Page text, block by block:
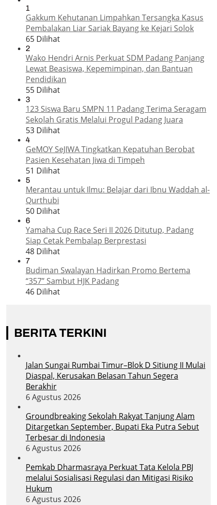
1
Gakkum Kehutanan Limpahkan Tersangka Kasus
Pembalakan Liar Sariak Bayang ke Kejari Solok
65 Dilihat
2
Wako Hendri Arnis Perkuat SDM Padang Panjang
Lewat Beasiswa, Kepemimpinan, dan Bantuan
Pendidikan
55 Dilihat
3
123 Siswa Baru SMPN 11 Padang Terima Seragam
Sekolah Gratis Melalui Progul Padang Juara
53 Dilihat
4
GeMOY SeJIWA Tingkatkan Kepatuhan Berobat
Pasien Kesehatan Jiwa di Timpeh
51 Dilihat
5
Merantau untuk Ilmu: Belajar dari Ibnu Waddah al-
Qurthubi
50 Dilihat
6
Yamaha Cup Race Seri II 2026 Ditutup, Padang
Siap Cetak Pembalap Berprestasi
48 Dilihat
7
Budiman Swalayan Hadirkan Promo Bertema
“357” Sambut HJK Padang
46 Dilihat
BERITA TERKINI
Jalan Sungai Rumbai Timur–Blok D Sitiung II Mulai
Diaspal, Kerusakan Belasan Tahun Segera
Berakhir
6 Agustus 2026
Groundbreaking Sekolah Rakyat Tanjung Alam
Ditargetkan September, Bupati Eka Putra Sebut
Terbesar di Indonesia
6 Agustus 2026
Pemkab Dharmasraya Perkuat Tata Kelola PBJ
melalui Sosialisasi Regulasi dan Mitigasi Risiko
Hukum
6 Agustus 2026